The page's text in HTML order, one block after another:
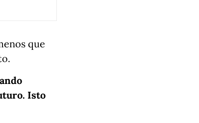
que
Isto